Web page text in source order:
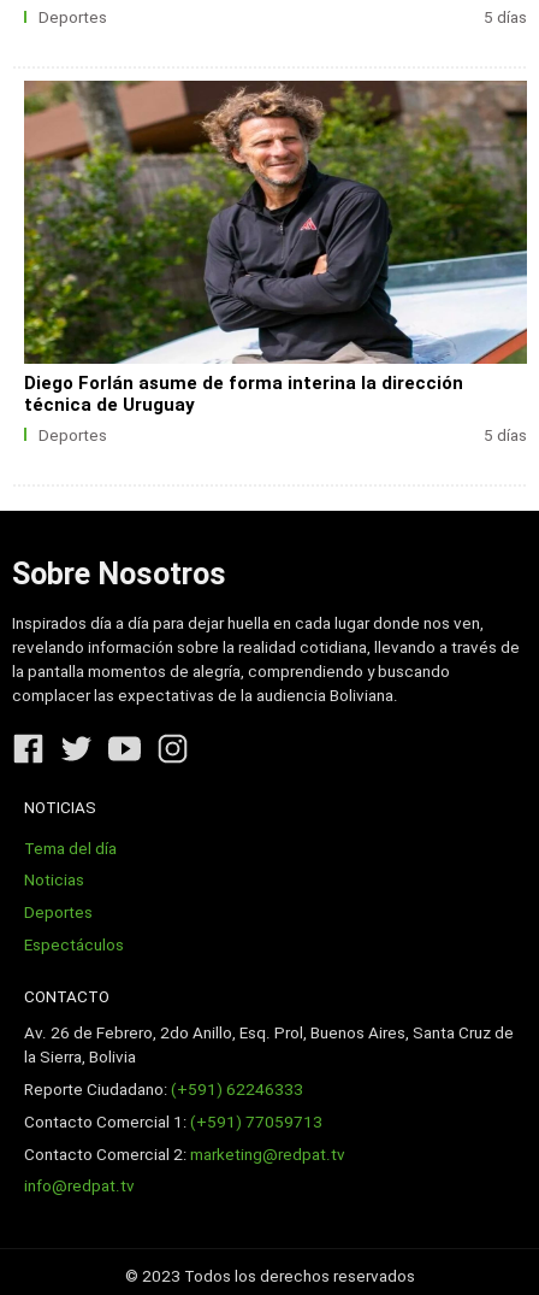
Deportes 5 días
Diego Forlán asume de forma interina la dirección
técnica de Uruguay
Deportes 5 días
Sobre Nosotros
Inspirados día a día para dejar huella en cada lugar donde nos ven,
revelando información sobre la realidad cotidiana, llevando a través de
la pantalla momentos de alegría, comprendiendo y buscando
complacer las expectativas de la audiencia Boliviana.
NOTICIAS
Tema del día
Noticias
Deportes
Espectáculos
CONTACTO
Av. 26 de Febrero, 2do Anillo, Esq. Prol, Buenos Aires, Santa Cruz de
la Sierra, Bolivia
Reporte Ciudadano:(+591) 62246333
Contacto Comercial 1:(+591) 77059713
Contacto Comercial 2:marketing@redpat.tv
info@redpat.tv
© 2023 Todos los derechos reservados